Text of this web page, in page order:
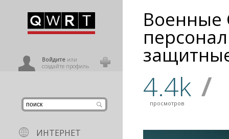
Войдитеили
создайте профиль
ИНТЕРНЕТ
Военные
4.4k
просмотров /